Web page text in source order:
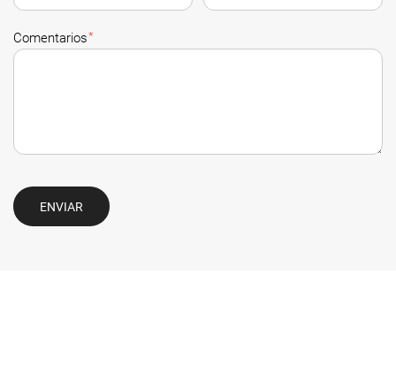
Comentarios*
ENVIAR